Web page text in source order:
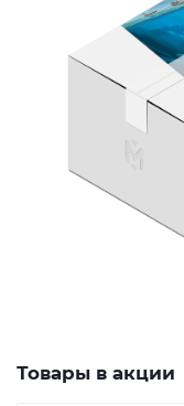
Товары в акции